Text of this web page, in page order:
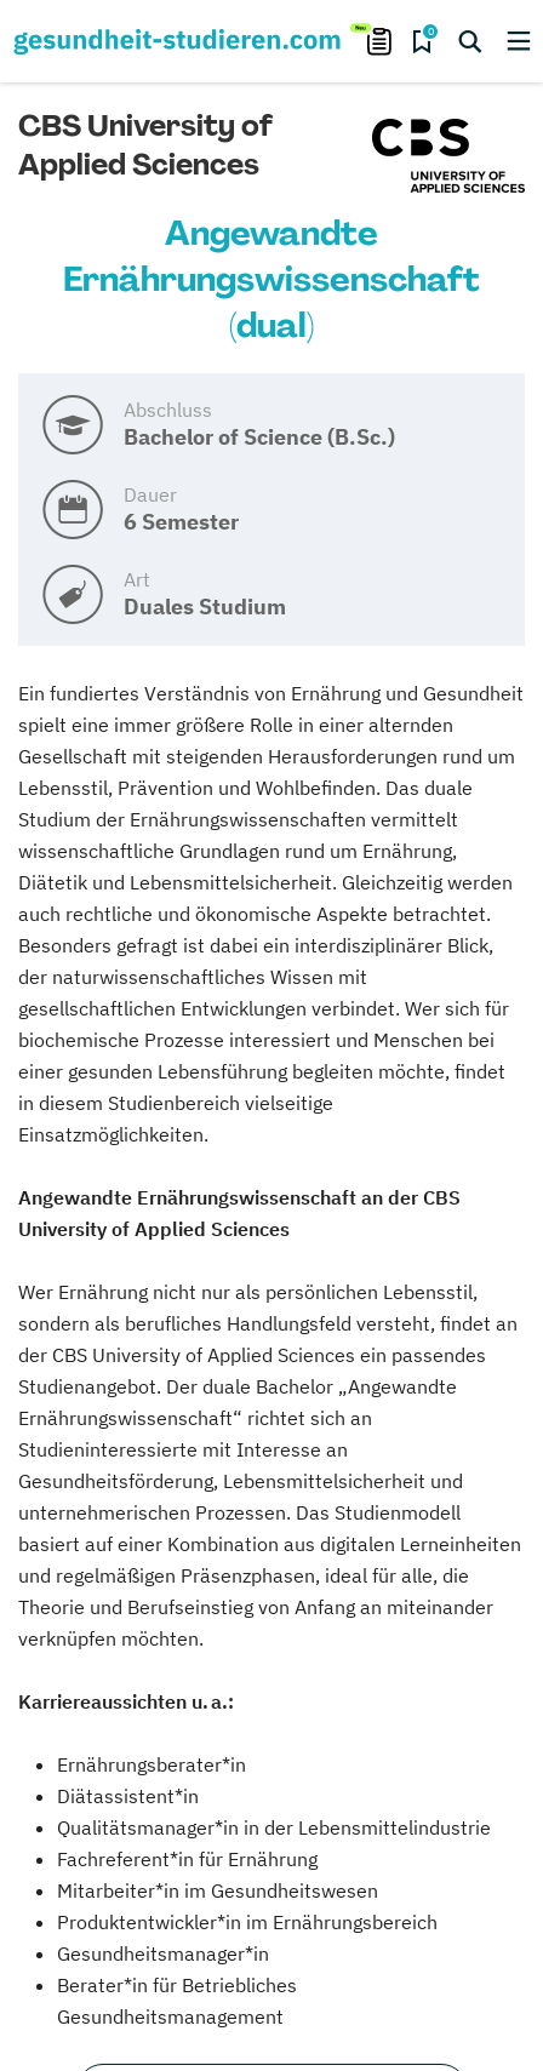
0
CBS University of
Applied Sciences
Angewandte
Ernährungswissenschaft
(dual)
Abschluss
Bachelor of Science (B.Sc.)
Dauer
6 Semester
Art
Duales Studium
Ein fundiertes Verständnis von Ernährung und Gesundheit
spielt eine immer größere Rolle in einer alternden
Gesellschaft mit steigenden Herausforderungen rund um
Lebensstil, Prävention und Wohlbefinden. Das duale
Studium der Ernährungswissenschaften vermittelt
wissenschaftliche Grundlagen rund um Ernährung,
Diätetik und Lebensmittelsicherheit. Gleichzeitig werden
auch rechtliche und ökonomische Aspekte betrachtet.
Besonders gefragt ist dabei ein interdisziplinärer Blick,
der naturwissenschaftliches Wissen mit
gesellschaftlichen Entwicklungen verbindet. Wer sich für
biochemische Prozesse interessiert und Menschen bei
einer gesunden Lebensführung begleiten möchte, findet
in diesem Studienbereich vielseitige
Einsatzmöglichkeiten.
Angewandte Ernährungswissenschaft an der CBS
University of Applied Sciences
Wer Ernährung nicht nur als persönlichen Lebensstil,
sondern als berufliches Handlungsfeld versteht, findet an
der CBS University of Applied Sciences ein passendes
Studienangebot. Der duale Bachelor „Angewandte
Ernährungswissenschaft“ richtet sich an
Studieninteressierte mit Interesse an
Gesundheitsförderung, Lebensmittelsicherheit und
unternehmerischen Prozessen. Das Studienmodell
basiert auf einer Kombination aus digitalen Lerneinheiten
und regelmäßigen Präsenzphasen, ideal für alle, die
Theorie und Berufseinstieg von Anfang an miteinander
verknüpfen möchten.
Karriereaussichten u. a.:
Ernährungsberater*in
Diätassistent*in
Qualitätsmanager*in in der Lebensmittelindustrie
Fachreferent*in für Ernährung
Mitarbeiter*in im Gesundheitswesen
Produktentwickler*in im Ernährungsbereich
Gesundheitsmanager*in
Berater*in für Betriebliches
Gesundheitsmanagement